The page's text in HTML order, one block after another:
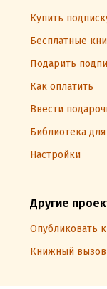
Купить
Бесплатные
Подарить
Как оплатить
Ввести
Библиотека
Настройки
Другие
Опубликовать
Книжный вызов